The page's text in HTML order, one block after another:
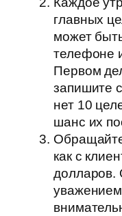
главных
может
телефоне
Первом
запишите
нет 10
шанс их
как с
долларов.